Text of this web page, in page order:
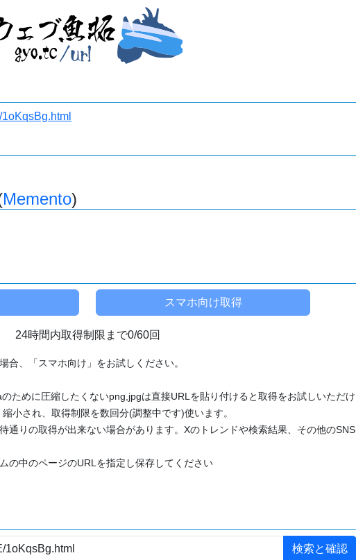
Memento)
24時間内取得制限まで0/60回
合、「スマホ向け」をお試しください。
ために圧縮したくないpng,jpgは直接URLを貼り付けると取得をお試しいただけ
小され、取得制限を数回分(調整中です)使います。
通りの取得が出来ない場合があります。Xのトレンドや検索結果、その他のSNS
の中のページのURLを指定し保存してください